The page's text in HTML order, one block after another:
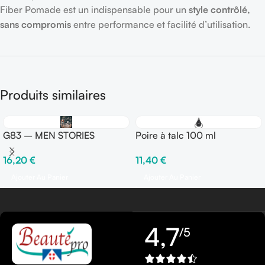
Fiber Pomade est un indispensable pour un style contrôlé,
sans compromis entre performance et facilité d’utilisation.
Produits similaires
G83 – MEN STORIES
16,20 €
Poire à talc 100 ml
11,40 €
4,7/5